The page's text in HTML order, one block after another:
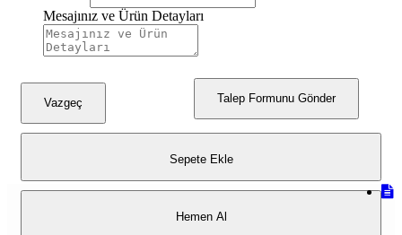
Mesajınız ve Ürün Detayları
Talep Formunu Gönder
Vazgeç
Sepete Ekle
Hemen Al